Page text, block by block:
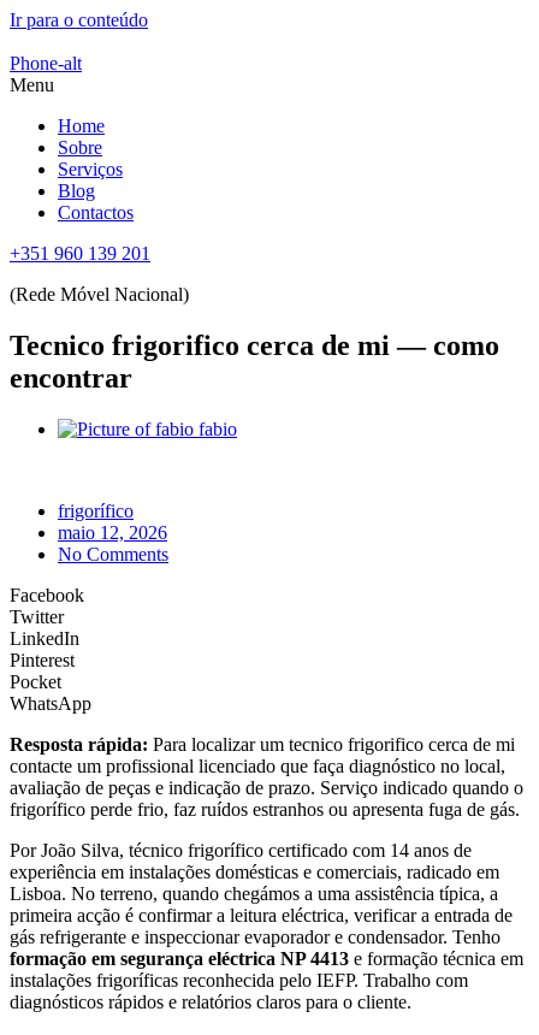
Ir para o conteúdo
Phone-alt
Menu
Home
Sobre
Serviços
Blog
Contactos
+351 960 139 201
(Rede Móvel Nacional)
Tecnico frigorifico cerca de mi — como
encontrar
fabio
frigorífico
maio 12, 2026
No Comments
Facebook
Twitter
LinkedIn
Pinterest
Pocket
WhatsApp
Resposta rápida: Para localizar um tecnico frigorifico cerca de mi
contacte um profissional licenciado que faça diagnóstico no local,
avaliação de peças e indicação de prazo. Serviço indicado quando o
frigorífico perde frio, faz ruídos estranhos ou apresenta fuga de gás.
Por João Silva, técnico frigorífico certificado com 14 anos de
experiência em instalações domésticas e comerciais, radicado em
Lisboa. No terreno, quando chegámos a uma assistência típica, a
primeira acção é confirmar a leitura eléctrica, verificar a entrada de
gás refrigerante e inspeccionar evaporador e condensador. Tenho
formação em segurança eléctrica NP 4413 e formação técnica em
instalações frigoríficas reconhecida pelo IEFP. Trabalho com
diagnósticos rápidos e relatórios claros para o cliente.